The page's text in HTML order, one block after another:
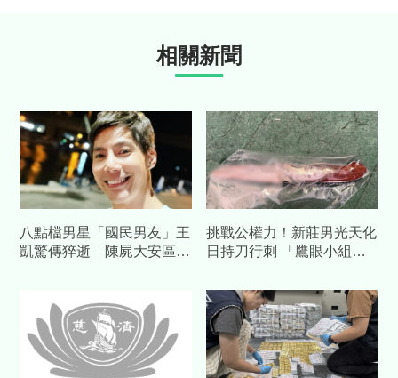
相關新聞
八點檔男星「國民男友」王
凱驚傳猝逝 陳屍大安區住
挑戰公權力！新莊男光天化
日持刀行刺 「鷹眼小組」